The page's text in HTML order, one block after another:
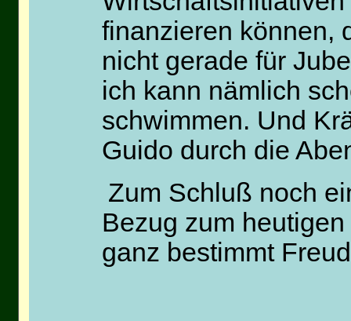
finanzieren können,
nicht gerade für
ich kann nämlich
schwimmen. Und
Guido durch die
Zum Schluß noch
Bezug zum
ganz bestimmt